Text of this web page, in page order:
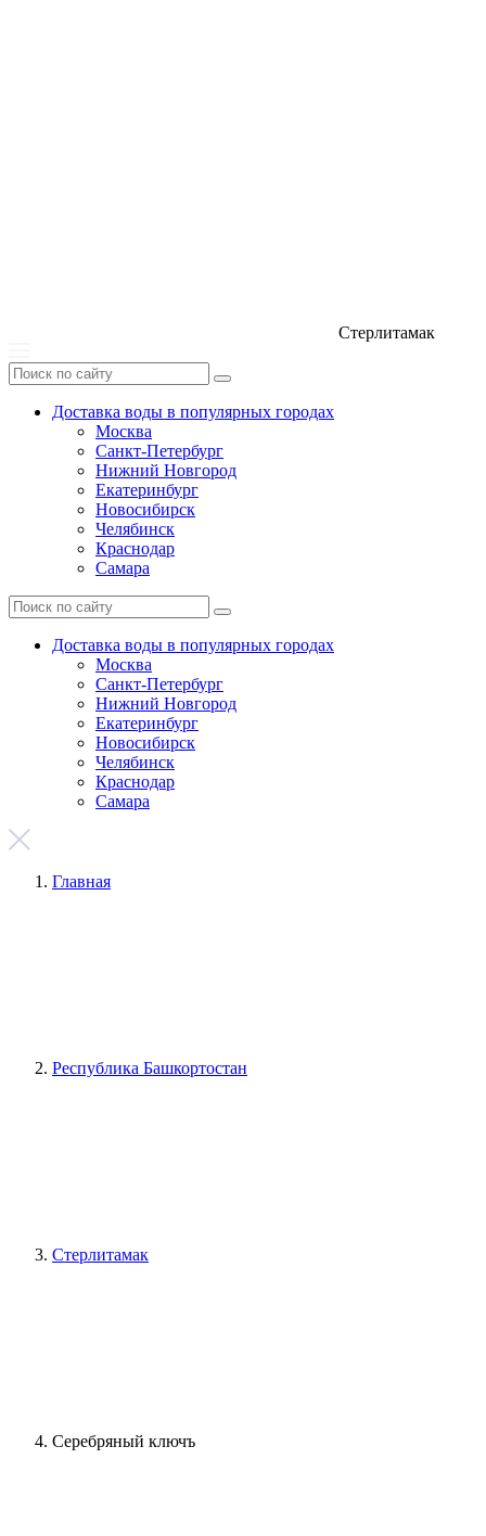
Стерлитамак
Доставка воды в популярных городах
Москва
Санкт-Петербург
Нижний Новгород
Екатеринбург
Новосибирск
Челябинск
Краснодар
Самара
Доставка воды в популярных городах
Москва
Санкт-Петербург
Нижний Новгород
Екатеринбург
Новосибирск
Челябинск
Краснодар
Самара
Главная
Республика Башкортостан
Стерлитамак
Серебряный ключъ